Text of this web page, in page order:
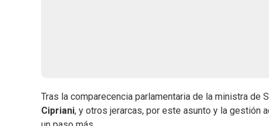
Tras la comparecencia parlamentaria de la ministra de
Cipriani, y otros jerarcas, por este asunto y la gestión